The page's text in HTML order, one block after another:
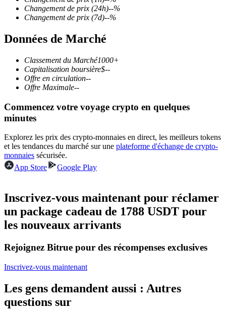
premières
Futures USDC
Rejoignez les meilleurs traders
Changement de prix (24h)--%
Changement de prix (7d)--%
Données de Marché
Classement du Marché1000+
Capitalisation boursière$--
Offre en circulation--
Offre Maximale--
Commencez votre voyage crypto en quelques
minutes
Explorez les prix des crypto-monnaies en direct, les meilleurs tokens
et les tendances du marché sur une plateforme d'échange de crypto-
monnaies sécurisée.
App Store
Google Play
Inscrivez-vous maintenant pour réclamer
un package cadeau de 1788 USDT pour
les nouveaux arrivants
Rejoignez Bitrue pour des récompenses exclusives
Inscrivez-vous maintenant
Les gens demandent aussi : Autres
questions sur